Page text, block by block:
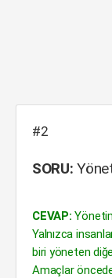
#2
SORU:
CEVAP:
Yalnızca
biri yöneten
Amaçlar